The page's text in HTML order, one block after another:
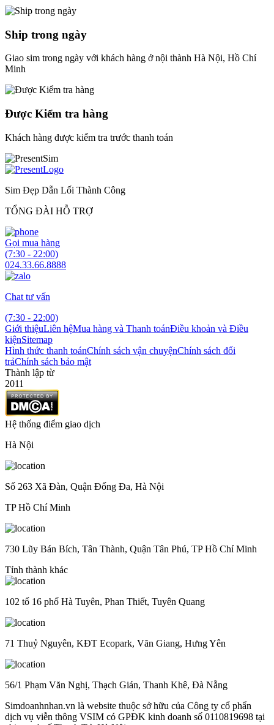
Ship trong ngày
Giao sim trong ngày với khách hàng ở nội thành Hà Nội, Hồ Chí
Minh
Được Kiểm tra hàng
Khách hàng được kiểm tra trước thanh toán
Sim Đẹp Dẫn Lối Thành Công
TỔNG ĐÀI HỖ TRỢ
Gọi mua hàng
(7:30 - 22:00)
024.33.66.8888
Chat tư vấn
(7:30 - 22:00)
Giới thiệuLiên hệMua hàng và Thanh toánĐiều khoản và Điều
kiệnSitemap
Hình thức thanh toánChính sách vận chuyệnChính sách đổi
trảChính sách bảo mật
Thành lập từ
2011
Hệ thống điểm giao dịch
Hà Nội
Số 263 Xã Đàn, Quận Đống Đa, Hà Nội
TP Hồ Chí Minh
730 Lũy Bán Bích, Tân Thành, Quận Tân Phú, TP Hồ Chí Minh
Tỉnh thành khác
102 tổ 16 phố Hà Tuyên, Phan Thiết, Tuyên Quang
71 Thuỷ Nguyên, KĐT Ecopark, Văn Giang, Hưng Yên
56/1 Phạm Văn Nghị, Thạch Gián, Thanh Khê, Đà Nẵng
Simdoanhnhan.vn là website thuộc sở hữu của Công ty cổ phẩn
dịch vụ viễn thông VSIM có GPĐK kinh doanh số 0110819698 tại